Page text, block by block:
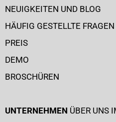
NEUIGKEITEN UND BLOG
HÄUFIG GESTELLTE FRAGEN
PREIS
DEMO
BROSCHÜREN
UNTERNEHMEN ÜBER UNS